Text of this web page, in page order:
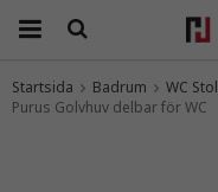
Produkten
Startsida Badrum WC
Purus Golvhuv delbar för WC